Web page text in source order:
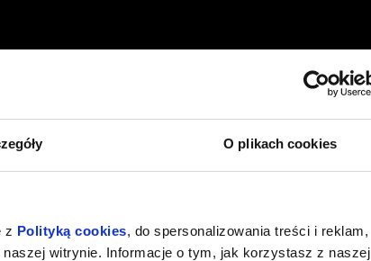
O plikach cookies
z Polityką cookies, do spersonalizowania treści i reklam,
witrynie. Informacje o tym, jak korzystasz z naszej